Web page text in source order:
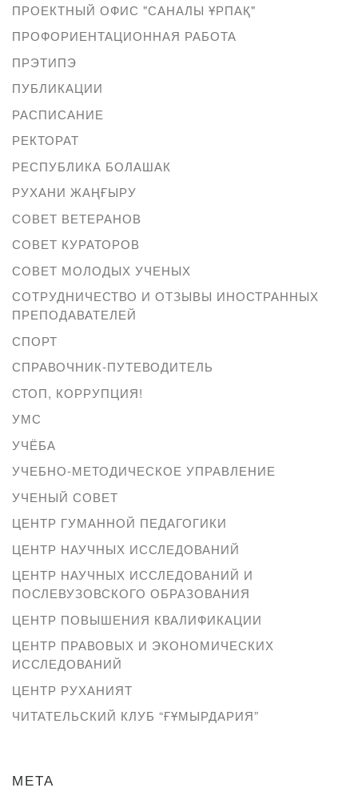
ПРОЕКТНЫЙ ОФИС "САНАЛЫ ҰРПАҚ"
ПРОФОРИЕНТАЦИОННАЯ РАБОТА
ПРЭТИПЭ
ПУБЛИКАЦИИ
РАСПИСАНИЕ
РЕКТОРАТ
РЕСПУБЛИКА БОЛАШАК
РУХАНИ ЖАҢҒЫРУ
СОВЕТ ВЕТЕРАНОВ
СОВЕТ КУРАТОРОВ
СОВЕТ МОЛОДЫХ УЧЕНЫХ
СОТРУДНИЧЕСТВО И ОТЗЫВЫ ИНОСТРАННЫХ
ПРЕПОДАВАТЕЛЕЙ
СПОРТ
СПРАВОЧНИК-ПУТЕВОДИТЕЛЬ
СТОП, КОРРУПЦИЯ!
УМС
УЧЁБА
УЧЕБНО-МЕТОДИЧЕСКОЕ УПРАВЛЕНИЕ
УЧЕНЫЙ СОВЕТ
ЦЕНТР ГУМАННОЙ ПЕДАГОГИКИ
ЦЕНТР НАУЧНЫХ ИССЛЕДОВАНИЙ
ЦЕНТР НАУЧНЫХ ИССЛЕДОВАНИЙ И
ПОСЛЕВУЗОВСКОГО ОБРАЗОВАНИЯ
ЦЕНТР ПОВЫШЕНИЯ КВАЛИФИКАЦИИ
ЦЕНТР ПРАВОВЫХ И ЭКОНОМИЧЕСКИХ
ИССЛЕДОВАНИЙ
ЦЕНТР РУХАНИЯТ
ЧИТАТЕЛЬСКИЙ КЛУБ “ҒҰМЫРДАРИЯ”
МЕТА